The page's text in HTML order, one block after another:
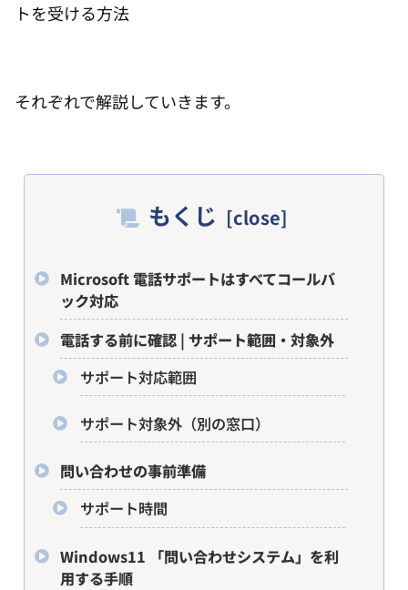
トを受ける方法
それぞれで解説していきます。
もくじ
Microsoft 電話サポートはすべてコールバ
ック対応
電話する前に確認 | サポート範囲・対象外
サポート対応範囲
サポート対象外（別の窓口）
問い合わせの事前準備
サポート時間
Windows11 「問い合わせシステム」を利
用する手順